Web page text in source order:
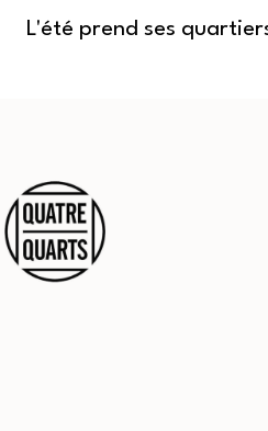
L'été prend ses
contenu